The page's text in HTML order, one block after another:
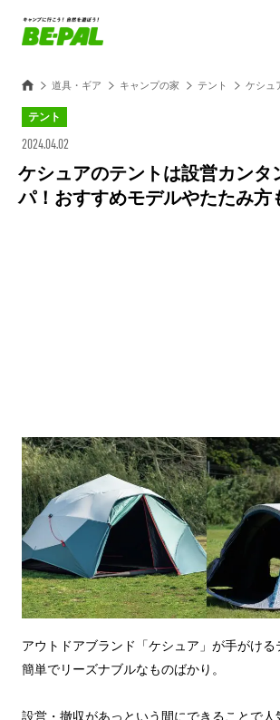
道具・ギア キャンプの家 テント ケシュ
テント
2024.04.02
ケシュアのテントは設営カンタ
パ！おすすめモデルやたたみ方
アウトドアブランド「ケシュア」が手がけ
簡単でリーズナブルなものばかり。
設営・撤収があっという間にできることで人